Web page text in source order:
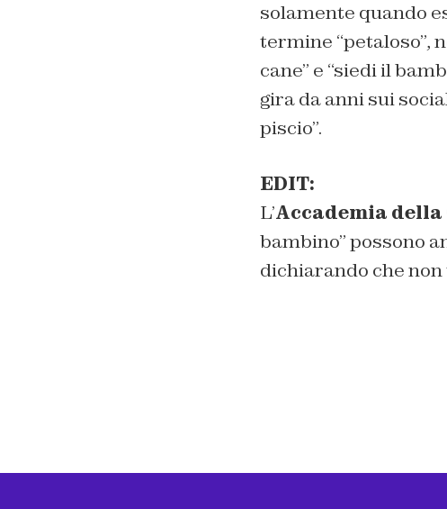
solamente quando
termine “petaloso”,
cane” e “siedi il
gira da anni sui
piscio”.
EDIT:
L’Accademia della
bambino” possono
dichiarando che